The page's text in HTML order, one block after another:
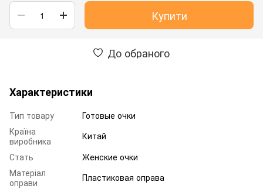
Купити
До обраного
Характеристики
Тип товару
Готовые очки
Країна
виробника
Китай
Стать
Женские очки
Матеріал
оправи
Пластиковая оправа